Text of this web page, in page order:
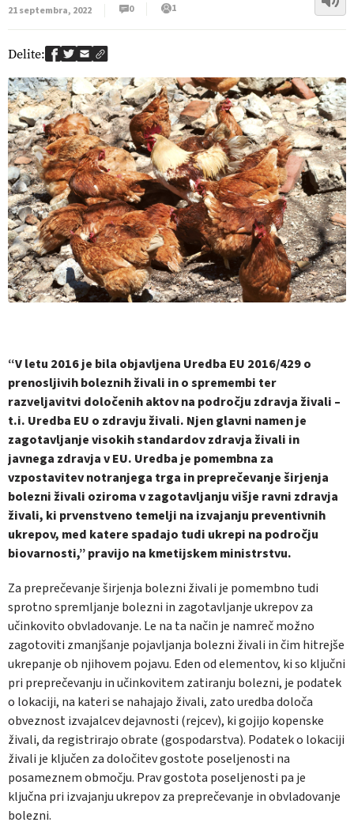
21 septembra, 2022
0 1
Delite:
“V letu 2016 je bila objavljena Uredba EU 2016/429 o
prenosljivih boleznih živali in o spremembi ter
razveljavitvi določenih aktov na področju zdravja živali –
t.i. Uredba EU o zdravju živali. Njen glavni namen je
zagotavljanje visokih standardov zdravja živali in
javnega zdravja v EU. Uredba je pomembna za
vzpostavitev notranjega trga in preprečevanje širjenja
bolezni živali oziroma v zagotavljanju višje ravni zdravja
živali, ki prvenstveno temelji na izvajanju preventivnih
ukrepov, med katere spadajo tudi ukrepi na področju
biovarnosti,” pravijo na kmetijskem ministrstvu.
Za preprečevanje širjenja bolezni živali je pomembno tudi
sprotno spremljanje bolezni in zagotavljanje ukrepov za
učinkovito obvladovanje. Le na ta način je namreč možno
zagotoviti zmanjšanje pojavljanja bolezni živali in čim hitrejše
ukrepanje ob njihovem pojavu. Eden od elementov, ki so ključni
pri preprečevanju in učinkovitem zatiranju bolezni, je podatek
o lokaciji, na kateri se nahajajo živali, zato uredba določa
obveznost izvajalcev dejavnosti (rejcev), ki gojijo kopenske
živali, da registrirajo obrate (gospodarstva). Podatek o lokaciji
živali je ključen za določitev gostote poseljenosti na
posameznem območju. Prav gostota poseljenosti pa je
ključna pri izvajanju ukrepov za preprečevanje in obvladovanje
bolezni.